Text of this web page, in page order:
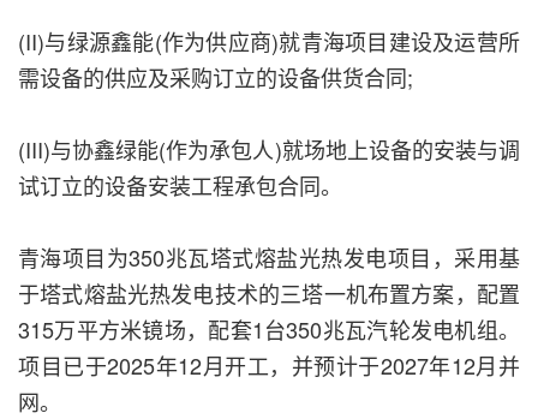
(II)与绿源鑫能(作为供应商)就青海项目建设及运营所
需设备的供应及采购订立的设备供货合同;
(III)与协鑫绿能(作为承包人)就场地上设备的安装与调
试订立的设备安装工程承包合同。
青海项目为350兆瓦塔式熔盐光热发电项目，采用基
于塔式熔盐光热发电技术的三塔一机布置方案，配置
315万平方米镜场，配套1台350兆瓦汽轮发电机组。
项目已于2025年12月开工，并预计于2027年12月并
网。